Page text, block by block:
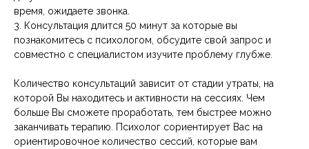
время, ожидаете звонка.
3. Консультация длится 50 минут за которые вы
познакомитесь с психологом, обсудите свой запрос и
совместно с специалистом изучите проблему глубже.
Количество консультаций зависит от стадии утраты, на
которой Вы находитесь и активности на сессиях. Чем
больше Вы сможете проработать, тем быстрее можно
заканчивать терапию. Психолог сориентирует Вас на
ориентировочное количество сессий, которые вам